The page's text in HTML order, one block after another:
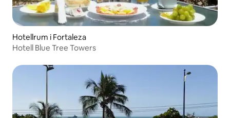
Hotellrum i Fortaleza
Hotell Blue Tree Towers